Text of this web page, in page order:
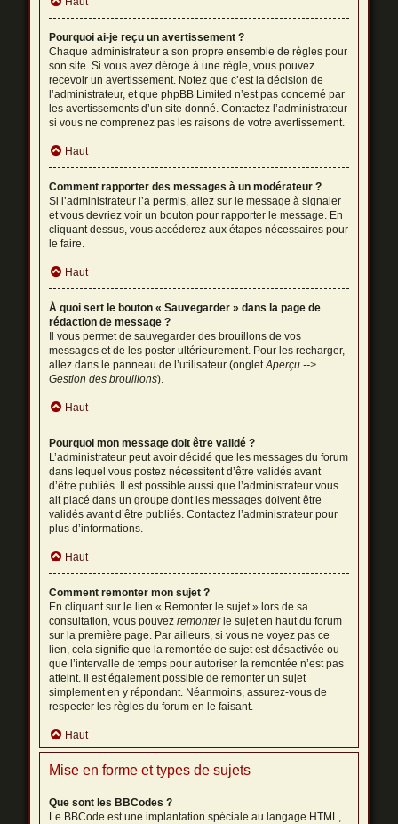
Pourquoi ai-je reçu un avertissement ?
Chaque administrateur a son propre ensemble de règles pour
son site. Si vous avez dérogé à une règle, vous pouvez
recevoir un avertissement. Notez que c’est la décision de
l’administrateur, et que phpBB Limited n’est pas concerné par
les avertissements d’un site donné. Contactez l’administrateur
si vous ne comprenez pas les raisons de votre avertissement.
Haut
Comment rapporter des messages à un modérateur ?
Si l’administrateur l’a permis, allez sur le message à signaler
et vous devriez voir un bouton pour rapporter le message. En
cliquant dessus, vous accéderez aux étapes nécessaires pour
le faire.
Haut
À quoi sert le bouton « Sauvegarder » dans la page de
rédaction de message ?
Il vous permet de sauvegarder des brouillons de vos
messages et de les poster ultérieurement. Pour les recharger,
allez dans le panneau de l’utilisateur (ongletAperçu -->
Gestion des brouillons).
Haut
Pourquoi mon message doit être validé ?
L’administrateur peut avoir décidé que les messages du forum
dans lequel vous postez nécessitent d’être validés avant
d’être publiés. Il est possible aussi que l’administrateur vous
ait placé dans un groupe dont les messages doivent être
validés avant d’être publiés. Contactez l’administrateur pour
plus d’informations.
Haut
Comment remonter mon sujet ?
En cliquant sur le lien « Remonter le sujet » lors de sa
consultation, vous pouvezremonterle sujet en haut du forum
sur la première page. Par ailleurs, si vous ne voyez pas ce
lien, cela signifie que la remontée de sujet est désactivée ou
que l’intervalle de temps pour autoriser la remontée n’est pas
atteint. Il est également possible de remonter un sujet
simplement en y répondant. Néanmoins, assurez-vous de
respecter les règles du forum en le faisant.
Haut
Mise en forme et types de sujets
Que sont les BBCodes ?
Le BBCode est une implantation spéciale au langage HTML,